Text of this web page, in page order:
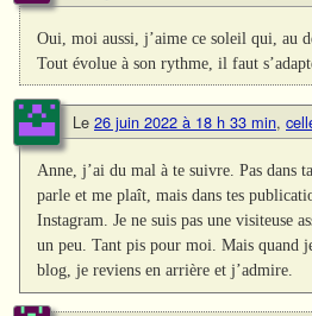
Oui, moi aussi, j’aime ce soleil qui, au
Tout évolue à son rythme, il faut
Le 26 juin 2022 à 18 h 33 min,
Anne, j’ai du mal à te suivre. Pas dans
parle et me plaît, mais dans tes
Instagram. Je ne suis pas une visiteuse
un peu. Tant pis pour moi. Mais quand
blog, je reviens en arrière et j’admire.